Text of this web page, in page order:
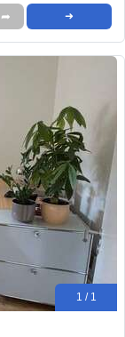
➦ ➜
1 / 1